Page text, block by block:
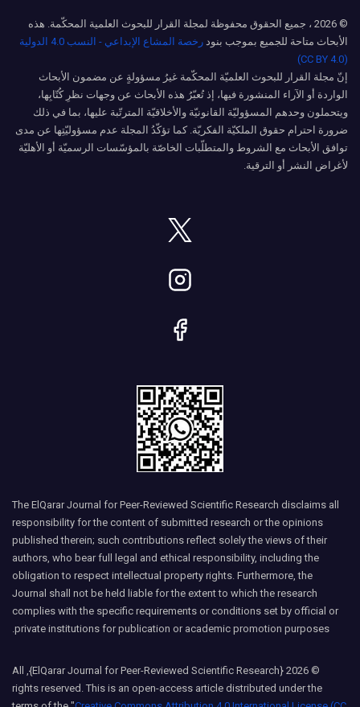
© 2026 ، جميع الحقوق محفوظة لمجلة القرار للبحوث العلمية المحكّمة. هذه
الأبحاث متاحة للجميع بموجب بنود
رخصة المشاع الإبداعي - النسب 4.0 الدولية
(CC BY 4.0)
إنّ مجلة القرار للبحوث العلميّة المحكّمة غيرُ مسؤولةٍ عن مضمون الأبحاث
الواردة أو الآراء المنشورة فيها، إذ تُعبّرُ هذه الأبحاث عن وجهات نظرِ كُتّابِها،
ويتحملون وحدهم المسؤوليّة القانونيّة والأخلاقيّة المترتّبة عليها، بما في ذلك
ضرورة احترام حقوق الملكيّة الفكريّة. كما تؤكّدُ المجلة عدم مسؤوليّتِها عن مدى
توافق الأبحاث مع الشروط والمتطلّبات الخاصّة بالمؤسّسات الرسميّة أو الأهليّة
لأغراض النشر أو الترقية.
The ElQarar Journal for Peer-Reviewed Scientific Research disclaims all
responsibility for the content of submitted research or the opinions
published therein; such contributions reflect solely the views of their
authors, who bear full legal and ethical responsibility, including the
obligation to respect intellectual property rights. Furthermore, the
Journal shall not be held liable for the extent to which the research
complies with the specific requirements or conditions set by official or
private institutions for publication or academic promotion purposes.
© 2026 {ElQarar Journal for Peer-Reviewed Scientific Research}, All
rights reserved. This is an open-access article distributed under the